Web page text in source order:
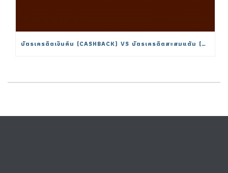
บัตรเครดิตเงินคืน (CASHBACK) VS บัตรเครดิตสะสมแต้ม (REWARD) เลือกแบบไหนคุ้มกว่ากัน?